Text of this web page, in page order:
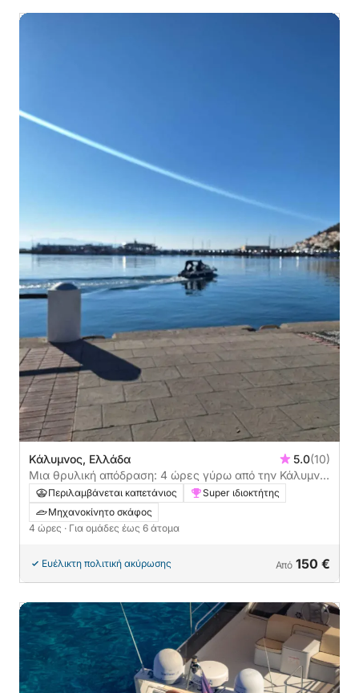
Κάλυμνος, Ελλάδα 5.0(10)
Μια θρυλική απόδραση: 4 ώρες γύρω από την Κάλυμνο
με μηχανοκίνητο σκάφος
Περιλαμβάνεται καπετάνιος
Super ιδιοκτήτης
Μηχανοκίνητο σκάφος
4 ώρες · Για ομάδες έως 6 άτομα
Ευέλικτη πολιτική ακύρωσης Από 150 €